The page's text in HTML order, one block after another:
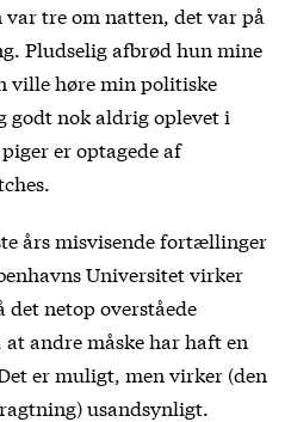
tre om natten, det var på
Pludselig afbrød hun mine
ville høre min politiske
godt nok aldrig oplevet i
er optagede af
års misvisende fortællinger
Universitet virker
det netop overståede
andre måske har haft en
er muligt, men virker (den
usandsynligt.